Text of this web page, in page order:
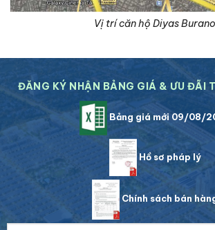
Vị trí căn hộ Diyas Burano
ĐĂNG KÝ NHẬN BẢNG GIÁ & ƯU ĐÃI
Bảng giá mới 09/08/
Hồ sơ pháp lý
Chính sách bán